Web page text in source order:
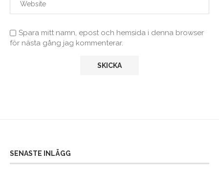
Spara mitt namn, epost och hemsida i denna browser
för nästa gång jag kommenterar.
SENASTE INLÄGG